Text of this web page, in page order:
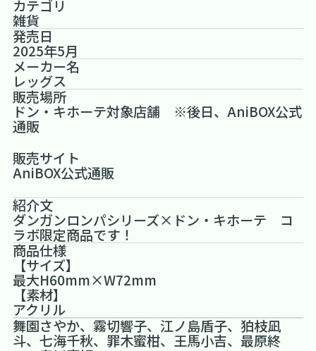
カテゴリ
雑貨
発売日
2025年5月
メーカー名
レッグス
販売場所
ドン・キホーテ対象店舗 ※後日、AniBOX公式
通販
販売サイト
AniBOX公式通販
紹介文
ダンガンロンパシリーズ×ドン・キホーテ コ
ラボ限定商品です！
商品仕様
【サイズ】
最大H60mm×W72mm
【素材】
アクリル
舞園さやか、霧切響子、江ノ島盾子、狛枝凪
斗、七海千秋、罪木蜜柑、王馬小吉、最原終